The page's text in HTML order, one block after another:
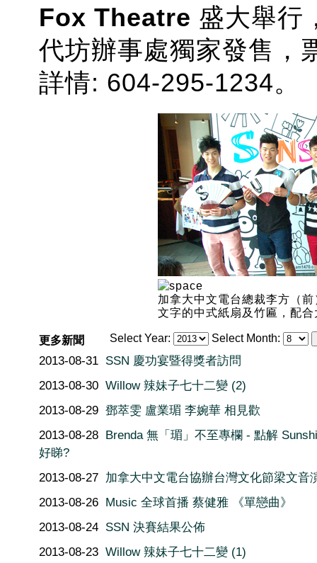
Fox Theatre 盛大舉行
代坊辦事處獨家發售，
詳情: 604-295-1234。
加拿大中文電台總裁李方（
文字的中式紙扇及竹匾，配
Select Year: Select Month:
更多新聞
2013-08-31 SSN 慶功宴暨得獎者訪問
2013-08-30 Willow 辣妹子七十二變 (2)
2013-08-29 鄧萃雯 盧業瑂 李婉華 相見歡
2013-08-28 Brenda 無「瑂」不至專欄 - 點解
好睇?
2013-08-27 加拿大中文電台協辦台灣文化節梁文音
2013-08-26 Music 全球首播 蔡健雅 《單戀曲》
2013-08-24 SSN 決賽結果公佈
2013-08-23 Willow 辣妹子七十二變 (1)